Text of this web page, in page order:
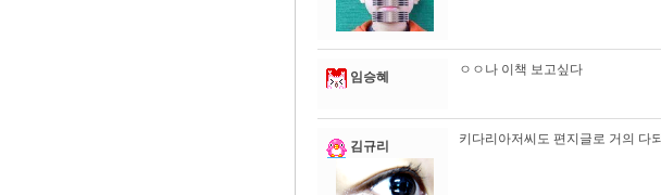
임승혜 ㅇㅇ나 이책 보고싶다
김규리 키다리아저씨도 편지글로 거의 다